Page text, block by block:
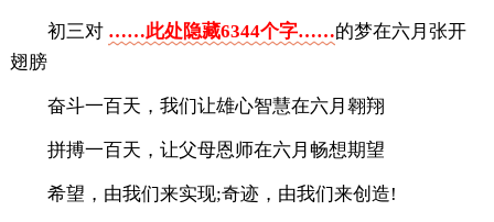
初三对 ……此处隐藏6344个字……的梦在六月张开
翅膀
奋斗一百天，我们让雄心智慧在六月翱翔
拼搏一百天，让父母恩师在六月畅想期望
希望，由我们来实现;奇迹，由我们来创造!